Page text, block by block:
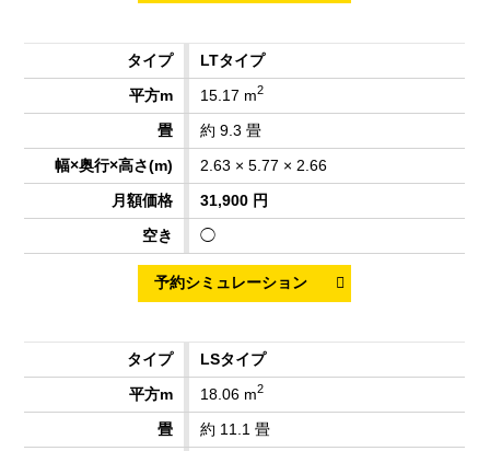
LTタイプ
15.17 m2
約 9.3 畳
2.63 × 5.77 × 2.66
31,900 円
◯
LSタイプ
18.06 m2
約 11.1 畳